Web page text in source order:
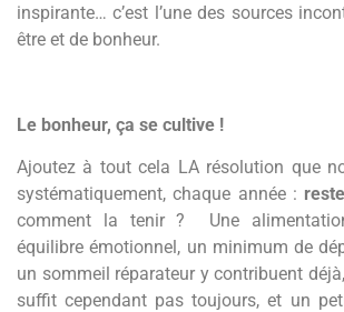
inspirante… c’est l’une des sources
être et de bonheur.
Le bonheur, ça se cultive !
Ajoutez à tout cela LA résolution que
systématiquement, chaque année :
comment la tenir ? Une
équilibre émotionnel, un minimum de
un sommeil réparateur y contribuent
suffit cependant pas toujours, et un